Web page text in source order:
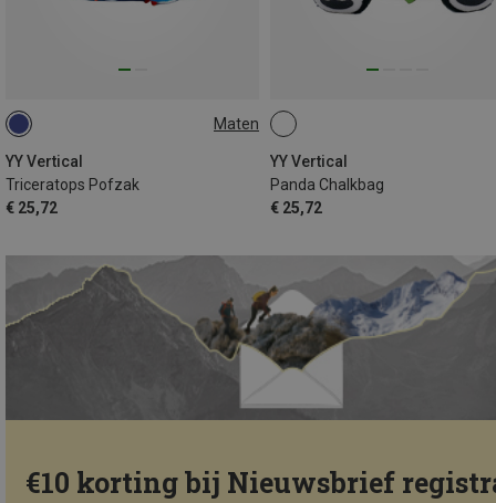
Maten
YY Vertical
Triceratops Pofzak
€ 25,72
ONE SIZE
YY Vertical
Panda Chalkbag
€ 25,72
€10 korting bij Nieuwsbrief